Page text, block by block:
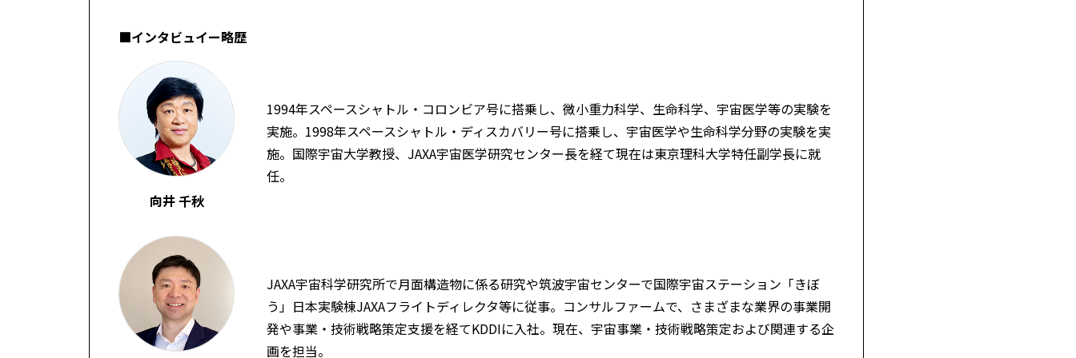
■インタビュイー略歴
向井 千秋
1994年スペースシャトル・コロンビア号に搭乗し、微小重力科学、生命科学、宇宙医学等の実験を
実施。1998年スペースシャトル・ディスカバリー号に搭乗し、宇宙医学や生命科学分野の実験を実
施。国際宇宙大学教授、JAXA宇宙医学研究センター長を経て現在は東京理科大学特任副学長に就
任。
JAXA宇宙科学研究所で月面構造物に係る研究や筑波宇宙センターで国際宇宙ステーション「きぼ
う」日本実験棟JAXAフライトディレクタ等に従事。コンサルファームで、さまざまな業界の事業開
発や事業・技術戦略策定支援を経てKDDIに入社。現在、宇宙事業・技術戦略策定および関連する企
画を担当。